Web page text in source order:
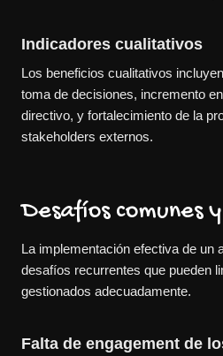
Indicadores cualitativos
Los beneficios cualitativos
toma de decisiones, incremento
directivo, y fortalecimiento de la
stakeholders externos.
Desafíos comunes
La implementación efectiva de un
desafíos recurrentes que pueden
gestionados adecuadamente.
Falta de engagement de